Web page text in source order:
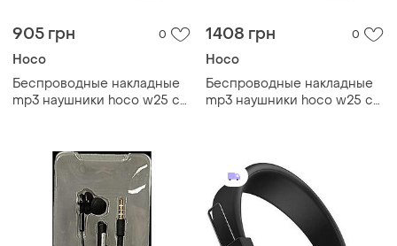
905 грн 0
Hoco
Беспроводные накладные
mp3 наушники hoco w25 с
1408 грн 0
Hoco
Беспроводные накладные
mp3 наушники hoco w25 с